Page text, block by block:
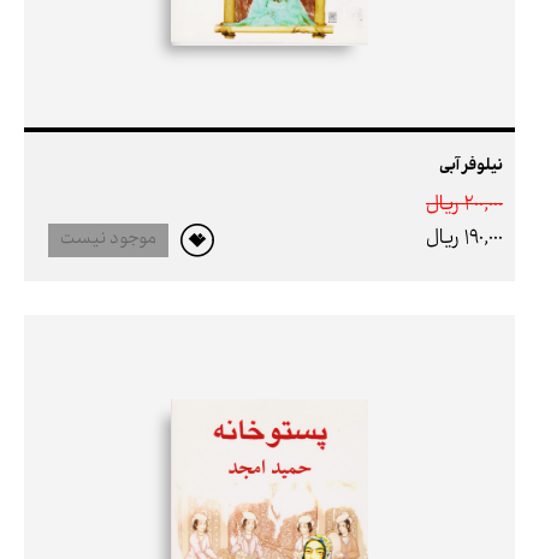
نیلوفر آبی
200,000 ريال
190,000 ريال
موجود نیست